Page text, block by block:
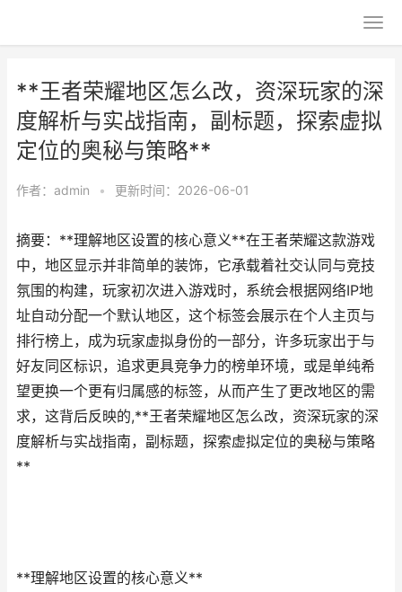
**王者荣耀地区怎么改，资深玩家的深
度解析与实战指南，副标题，探索虚拟
定位的奥秘与策略**
作者： admin • 更新时间：2026-06-01
摘要：**理解地区设置的核心意义**在王者荣耀这款游戏
中，地区显示并非简单的装饰，它承载着社交认同与竞技
氛围的构建，玩家初次进入游戏时，系统会根据网络IP地
址自动分配一个默认地区，这个标签会展示在个人主页与
排行榜上，成为玩家虚拟身份的一部分，许多玩家出于与
好友同区标识，追求更具竞争力的榜单环境，或是单纯希
望更换一个更有归属感的标签，从而产生了更改地区的需
求，这背后反映的,**王者荣耀地区怎么改，资深玩家的深
度解析与实战指南，副标题，探索虚拟定位的奥秘与策略
**
**理解地区设置的核心意义**